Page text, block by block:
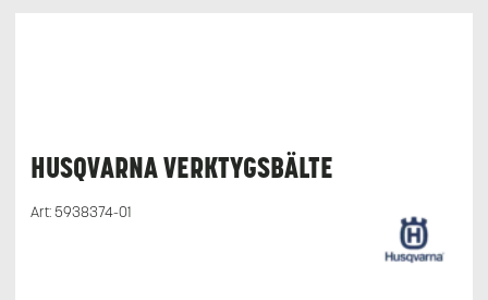
HUSQVARNA VERKTYGSBÄLTE
Art:5938374-01